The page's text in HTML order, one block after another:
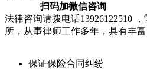
扫码加微信咨询
法律咨询请拨电话13926122510
所，从事律师工作多年，具有丰
保证保险合同纠纷